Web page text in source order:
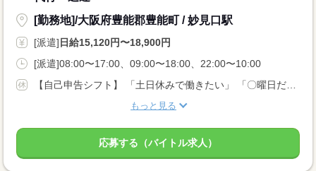
[勤務地]/大阪府豊能郡豊能町 / 妙見口駅
[派遣] 日給15,120円〜18,900円
[派遣]08:00〜17:00、09:00〜18:00、22:00〜10:00
もっと見る
応募する（バイトル求人）